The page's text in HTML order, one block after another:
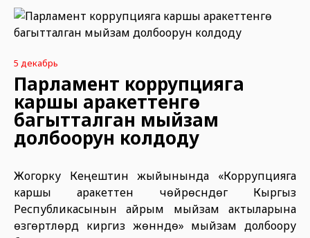
5 декабрь
Парламент коррупцияга
каршы аракеттенүүгө
багытталган мыйзам
долбоорун колдоду
Жогорку Кеңештин жыйынында «Коррупцияга
каршы аракеттенүү чөйрөсүндөгү Кыргыз
Республикасынын айрым мыйзам актыларына
өзгөртүүлөрдү киргизүү жөнүндө» мыйзам долбоору